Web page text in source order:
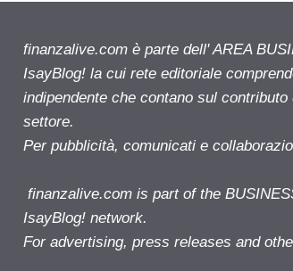
finanzalive.com è parte dell' AREA
IsayBlog! la cui rete editoriale
indipendente che contano sul
settore.
Per pubblicità, comunicati e
finanzalive.com is part of the
IsayBlog! network.
For advertising, press releases and